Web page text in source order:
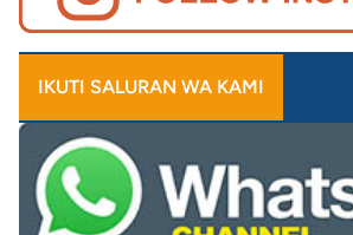
IKUTI SALURAN WA KAMI